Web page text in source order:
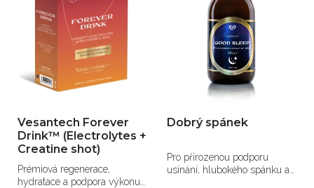
Vesantech Forever
Drink™ (Electrolytes +
Creatine shot)
Prémiová regenerace,
hydratace a podpora výkonu
Dobrý spánek
Pro přirozenou podporu
usínání, hlubokého spánku a